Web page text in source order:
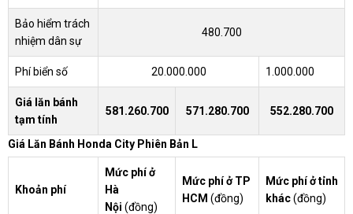
Bảo hiểm trách
nhiệm dân sự
480.700
Phí biển số 20.000.000 1.000.000
Giá lăn bánh
tạm tính
581.260.700 571.280.700 552.280.700
Giá Lăn Bánh Honda City Phiên Bản L
Khoản phí
Mức phí ở
Hà
Nội (đồng)
Mức phí ở TP
HCM (đồng)
Mức phí ở tỉnh
khác(đồng)